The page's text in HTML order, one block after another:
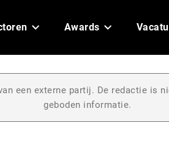
Awards
een externe partij. De redactie is
geboden informatie.